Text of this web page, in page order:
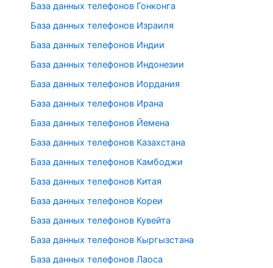
База данных телефонов Гонконга
База данных телефонов Израиля
База данных телефонов Индии
База данных телефонов Индонезии
База данных телефонов Иордания
База данных телефонов Ирана
База данных телефонов Йемена
База данных телефонов Казахстана
База данных телефонов Камбоджи
База данных телефонов Китая
База данных телефонов Кореи
База данных телефонов Кувейта
База данных телефонов Кыргызстана
База данных телефонов Лаоса